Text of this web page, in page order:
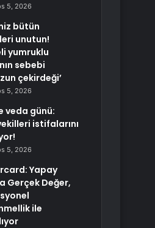
5, 2026
bütün
unutun!
yumruklu
sebebi
çekirdeği’
5, 2026
veda günü:
istifalarını
5, 2026
Yapay
Gerçek Değer,
ile